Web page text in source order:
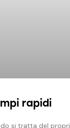
rapidi
si tratta del